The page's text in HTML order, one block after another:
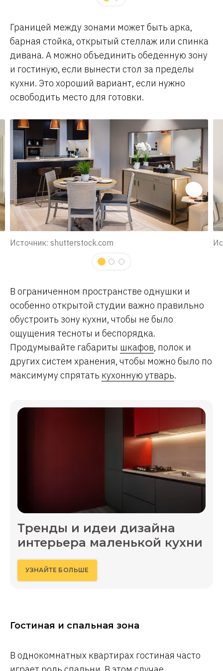
Границей между зонами может быть арка,
барная стойка, открытый стеллаж или спинка
дивана. А можно объединить обеденную зону
и гостиную, если вынести стол за пределы
кухни. Это хороший вариант, если нужно
освободить место для готовки.
Источник: shutterstock.com
В ограниченном пространстве однушки и
особенно открытой студии важно правильно
обустроить зону кухни, чтобы не было
ощущения тесноты и беспорядка.
Продумывайте габариты шкафов, полок и
других систем хранения, чтобы можно было по
максимуму спрятать кухонную утварь.
Тренды и идеи дизайна
интерьера маленькой кухни
УЗНАЙТЕ БОЛЬШЕ
Гостиная и спальная зона
В однокомнатных квартирах гостиная часто